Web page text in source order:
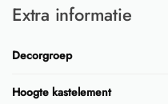
Extra informatie
Decorgroep
Hoogte kastelement